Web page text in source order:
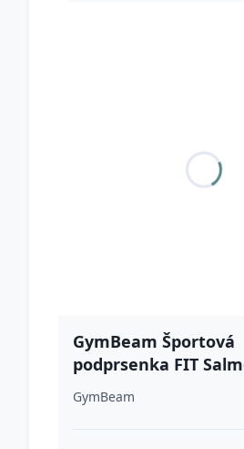
GymBeam Športová
podprsenka FIT
GymBeam